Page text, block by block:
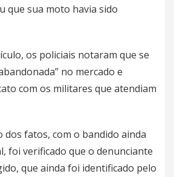
que sua moto havia sido
os policiais notaram que se
no mercado e
com os militares que atendiam
dos fatos, com o bandido ainda
foi verificado que o denunciante
que ainda foi identificado pelo